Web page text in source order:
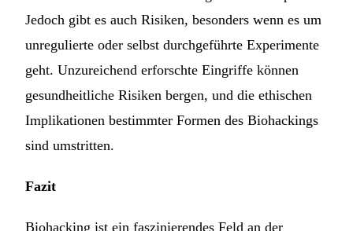
Jedoch gibt es auch Risiken, besonders wenn es um
unregulierte oder selbst durchgeführte Experimente
geht. Unzureichend erforschte Eingriffe können
gesundheitliche Risiken bergen, und die ethischen
Implikationen bestimmter Formen des Biohackings
sind umstritten.
Fazit
Biohacking ist ein faszinierendes Feld an der